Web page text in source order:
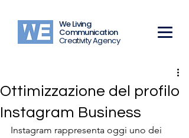
We Living
Communication
Creativity Agency
Ottimizzazione del profilo
Instagram Business
Instagram rappresenta oggi uno dei